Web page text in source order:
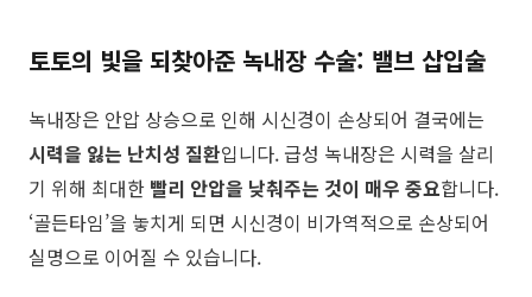
토토의 빛을 되찾아준 녹내장 수술: 밸브 삽입술
녹내장은 안압 상승으로 인해 시신경이 손상되어 결국에는
시력을 잃는 난치성 질환입니다. 급성 녹내장은 시력을 살리
기 위해 최대한 빨리 안압을 낮춰주는 것이 매우 중요합니다.
‘골든타임’을 놓치게 되면 시신경이 비가역적으로 손상되어
실명으로 이어질 수 있습니다.